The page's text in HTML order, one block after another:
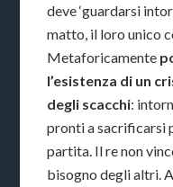
deve ‘guardarsi
matto, il loro unico
Metaforicamente
l’esistenza di un
degli scacchi:
pronti a sacrificarsi
partita. Il re non
bisogno degli altri.